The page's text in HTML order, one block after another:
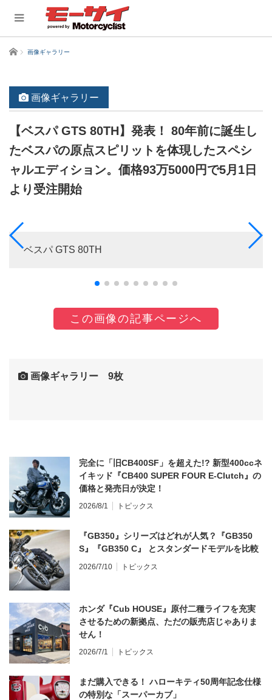
ホーム 画像ギャラリー
画像ギャラリー
【ベスパ GTS 80TH】発表！ 80年前に誕生し
たベスパの原点スピリットを体現したスペシ
ャルエディション。価格93万5000円で5月1日
より受注開始
ベスパ GTS 80TH
この画像の記事ページへ
画像ギャラリー 9枚
完全に「旧CB400SF」を超えた!? 新型400ccネ
イキッド『CB400 SUPER FOUR E-Clutch』の
価格と発売日が決定！
2026/8/1 トピックス
『GB350』シリーズはどれが人気？『GB350
S』『GB350 C』 とスタンダードモデルを比較
2026/7/10 トピックス
ホンダ『Cub HOUSE』原付二種ライフを充実
させるための新拠点、ただの販売店じゃありま
せん！
2026/7/1 トピックス
まだ購入できる！ ハローキティ50周年記念仕様
の特別な「スーパーカブ」